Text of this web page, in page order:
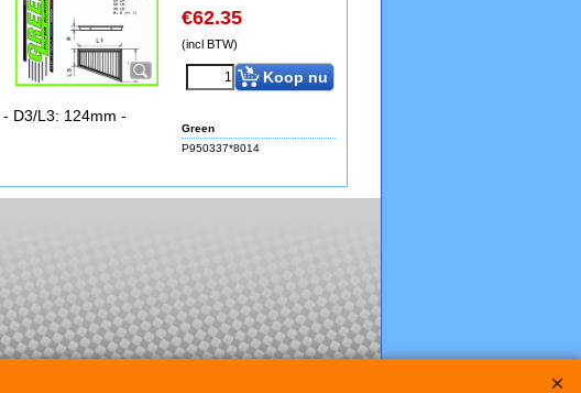
€62.35
(incl BTW)
Koop nu
Green
P950337*8014
D3/L3: 124mm -